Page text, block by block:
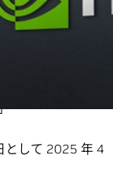
度の高いものに
その最初の四半
型 AI とフィジカ
として 2025 年 4